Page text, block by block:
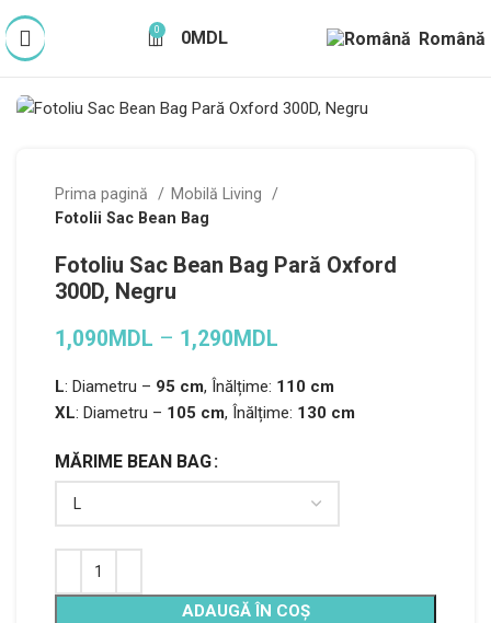
0 0MDL Română
Prima pagină
Mobilă Living
Fotolii Sac Bean Bag
Fotoliu Sac Bean Bag Pară Oxford
300D, Negru
1,090MDL – 1,290MDL
L: Diametru – 95 cm, Înălțime: 110 cm
XL: Diametru – 105 cm, Înălțime: 130 cm
MĂRIME BEAN BAG
ADAUGĂ ÎN COȘ